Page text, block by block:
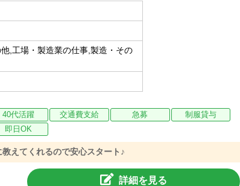
,工場・製造業の仕事,製造・その
40代活躍 交通費支給 急募
制服貸与
即日OK
えてくれるので安心スタート♪
詳細を見る